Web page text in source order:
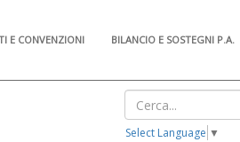
E CONVENZIONI BILANCIO E SOSTEGNI P.A.
Select Language ▼